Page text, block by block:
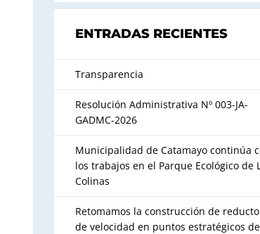
ENTRADAS RECIENTES
Transparencia
Resolución Administrativa Nº 003-JA-
GADMC-2026
Municipalidad de Catamayo continúa
los trabajos en el Parque Ecológico de
Colinas
Retomamos la construcción de
de velocidad en puntos estratégicos de